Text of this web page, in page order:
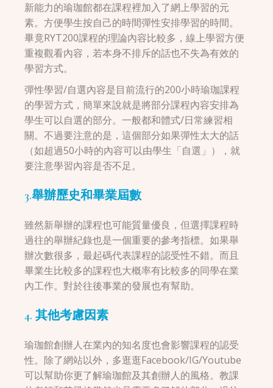
新能力的瑜珈館都在課程裡加入了網上學習的元
素。方便學生按自己的時間彈性安排學習的時間。
畢竟RYT200課程的理論內容比較多，線上學習方便
重複觀看內容，若本身不排斥的話也不失為有效的
學習方式。
彈性學習/自選內容是目前流行的200小時瑜珈課程
的學習方式，簡單來說就是將部分課程內容安排為
學生可以自選的部分。一般都和體式/日常練習相
關。不過要注意的是，這個部分如果彈性太大的話
（如超過50小時的內容可以由學生「自選」），就
要注意學習內容是否不足。
3.舉辦歷史和畢業屆數
雖然新舉辦的課程也可能質量優良，但選擇課程時
過往的舉辦紀錄也是一個重要的參考指標。如果舉
辦次數很多，最起碼代表課程的認受性不錯。而且
畢業生比較多的課程也大概率有比較多的同學在業
內工作。對於往後事業的發展也有幫助。
4. 其他考慮因素
瑜珈館創辦人在業內的知名度也會影響課程的認受
性。除了網站以外，多逛逛Facebook/IG/Youtube
可以幫助你更了解瑜珈館及其創辦人的風格。教課